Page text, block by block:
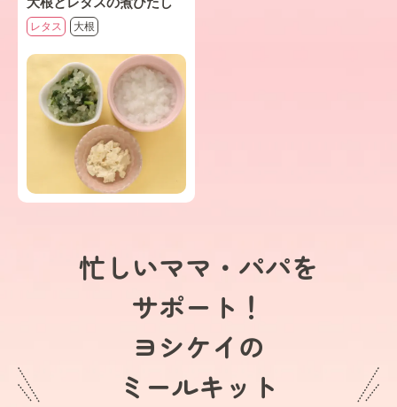
レタス 大根
忙しいママ・パパを
サポート！
ヨシケイの
ミールキット